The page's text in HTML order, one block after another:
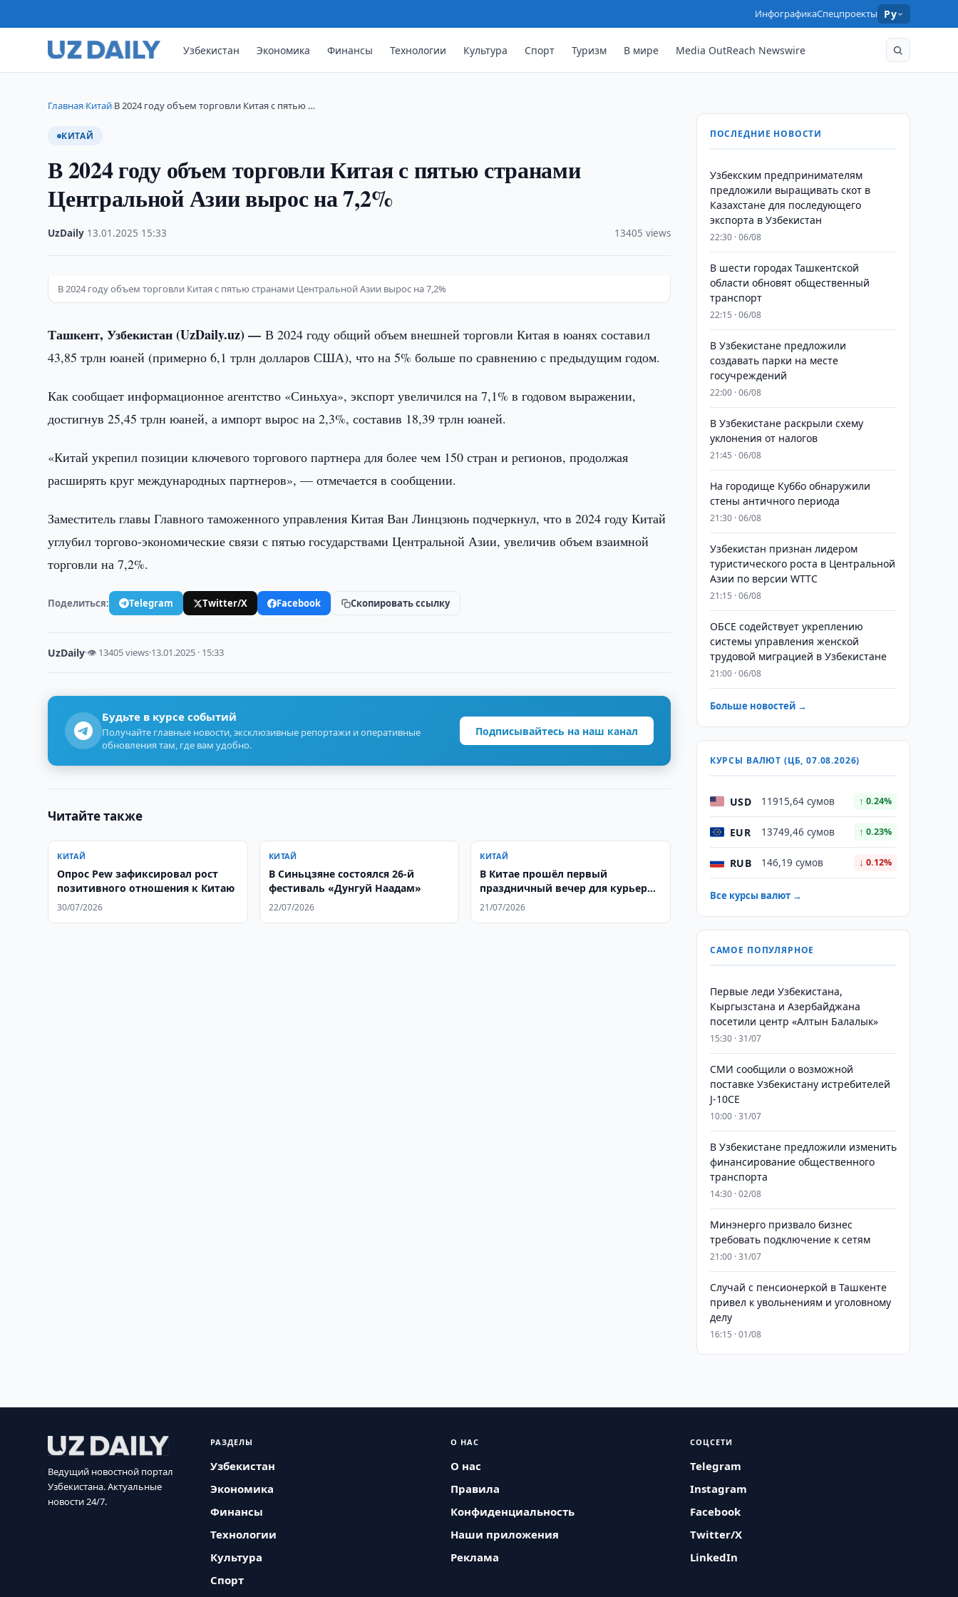
ИнфографикаСпецпроекты Ру
Узбекистан Экономика Финансы Технологии Культура Спорт Туризм В мире Media OutReach Newswire
Главная›Китай›В 2024 году объем торговли Китая с пятью …
КИТАЙ
В 2024 году объем торговли Китая с пятью странами
Центральной Азии вырос на 7,2%
UzDaily 13.01.2025 15:33 13405 views
В 2024 году объем торговли Китая с пятью странами Центральной Азии вырос на 7,2%
Ташкент, Узбекистан (UzDaily.uz) —В 2024 году общий объем внешней торговли Китая в юанях составил
43,85 трлн юаней (примерно 6,1 трлн долларов США), что на 5% больше по сравнению с предыдущим годом.
Как сообщает информационное агентство «Синьхуа», экспорт увеличился на 7,1% в годовом выражении,
достигнув 25,45 трлн юаней, а импорт вырос на 2,3%, составив 18,39 трлн юаней.
«Китай укрепил позиции ключевого торгового партнера для более чем 150 стран и регионов, продолжая
расширять круг международных партнеров», — отмечается в сообщении.
Заместитель главы Главного таможенного управления Китая Ван Линцзюнь подчеркнул, что в 2024 году Китай
углубил торгово-экономические связи с пятью государствами Центральной Азии, увеличив объем взаимной
торговли на 7,2%.
Поделиться: Telegram Twitter/X Facebook Скопировать ссылку
UzDaily·👁 13405 views·13.01.2025 · 15:33
Будьте в курсе событий
Получайте главные новости, эксклюзивные репортажи и оперативные
обновления там, где вам удобно.
Подписывайтесь на наш канал
Читайте также
КИТАЙ
Опрос Pew зафиксировал рост
позитивного отношения к Китаю
30/07/2026
КИТАЙ
В Синьцзяне состоялся 26-й
фестиваль «Дунгуй Наадам»
22/07/2026
КИТАЙ
В Китае прошёл первый
праздничный вечер для курьеров
и других работников новых форм
21/07/2026
ПОСЛЕДНИЕ НОВОСТИ
Узбекским предпринимателям
предложили выращивать скот в
Казахстане для последующего
экспорта в Узбекистан
22:30 · 06/08
В шести городах Ташкентской
области обновят общественный
транспорт
22:15 · 06/08
В Узбекистане предложили
создавать парки на месте
госучреждений
22:00 · 06/08
В Узбекистане раскрыли схему
уклонения от налогов
21:45 · 06/08
На городище Куббо обнаружили
стены античного периода
21:30 · 06/08
Узбекистан признан лидером
туристического роста в Центральной
Азии по версии WTTC
21:15 · 06/08
ОБСЕ содействует укреплению
системы управления женской
трудовой миграцией в Узбекистане
21:00 · 06/08
Больше новостей →
КУРСЫ ВАЛЮТ (ЦБ, 07.08.2026)
USD 11915,64 сумов ↑ 0.24%
EUR 13749,46 сумов ↑ 0.23%
RUB 146,19 сумов ↓ 0.12%
Все курсы валют →
САМОЕ ПОПУЛЯРНОЕ
Первые леди Узбекистана,
Кыргызстана и Азербайджана
посетили центр «Алтын Балалык»
15:30 · 31/07
СМИ сообщили о возможной
поставке Узбекистану истребителей
J-10CE
10:00 · 31/07
В Узбекистане предложили изменить
финансирование общественного
транспорта
14:30 · 02/08
Минэнерго призвало бизнес
требовать подключение к сетям
21:00 · 31/07
Случай с пенсионеркой в Ташкенте
привел к увольнениям и уголовному
делу
16:15 · 01/08
Ведущий новостной портал
Узбекистана. Актуальные
новости 24/7.
РАЗДЕЛЫ
Узбекистан
Экономика
Финансы
Технологии
Культура
Спорт
О НАС
О нас
Правила
Конфиденциальность
Наши приложения
Реклама
СОЦСЕТИ
Telegram
Instagram
Facebook
Twitter/X
LinkedIn